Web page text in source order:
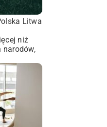
Litwa
niż
narodów,